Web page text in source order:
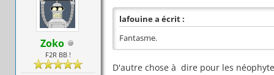
Zoko
F2R BB !
lafouine a écrit :
Fantasme.
D'autre chose à dire pour les